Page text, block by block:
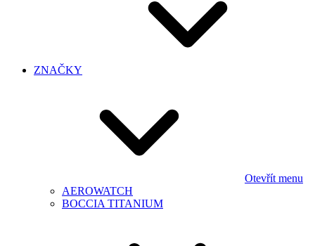
ZNAČKY
Otevřít menu
AEROWATCH
BOCCIA TITANIUM